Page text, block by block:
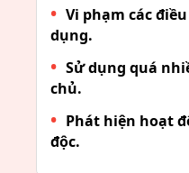
Vi phạm các
dụng.
Sử dụng quá
chủ.
Phát hiện hoạt
độc.